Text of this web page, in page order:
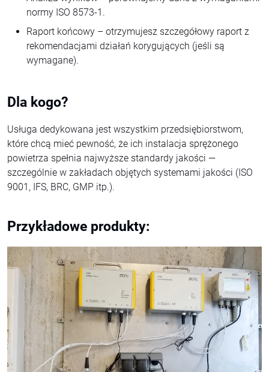
normy ISO 8573-1.
Raport końcowy – otrzymujesz szczegółowy raport z
rekomendacjami działań korygujących (jeśli są
wymagane).
Dla kogo?
Usługa dedykowana jest wszystkim przedsiębiorstwom,
które chcą mieć pewność, że ich instalacja sprężonego
powietrza spełnia najwyższe standardy jakości —
szczególnie w zakładach objętych systemami jakości (ISO
9001, IFS, BRC, GMP itp.).
Przykładowe produkty: